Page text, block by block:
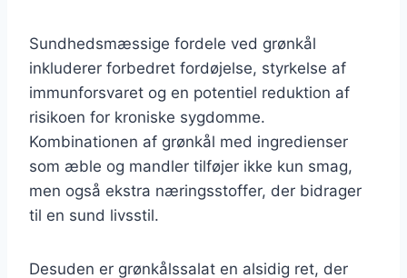
Sundhedsmæssige fordele ved grønkål
inkluderer forbedret fordøjelse, styrkelse af
immunforsvaret og en potentiel reduktion af
risikoen for kroniske sygdomme.
Kombinationen af grønkål med ingredienser
som æble og mandler tilføjer ikke kun smag,
men også ekstra næringsstoffer, der bidrager
til en sund livsstil.
Desuden er grønkålssalat en alsidig ret, der